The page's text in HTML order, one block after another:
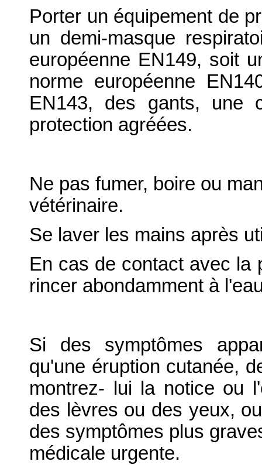
Porter un équipement de
un demi-masque
européenne EN149, soit
norme européenne
EN143, des gants, une
protection agréées.
Ne pas fumer, boire ou
vétérinaire.
Se laver les mains après
En cas de contact avec la
rincer abondamment à
Si des symptômes
qu'une éruption cutanée,
montrez- lui la notice ou
des lèvres ou des yeux,
des symptômes plus
médicale urgente.